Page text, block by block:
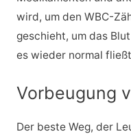
wird, um den WBC-
geschieht, um das
es wieder normal
Vorbeugung
Der beste Weg, der